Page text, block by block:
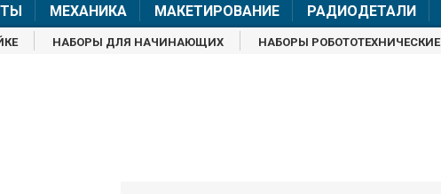
МЕХАНИКА МАКЕТИРОВАНИЕ РАДИОДЕТАЛИ
НАБОРЫ ДЛЯ НАЧИНАЮЩИХ НАБОРЫ РОБОТОТЕХНИЧЕСКИЕ
Менеджер
8 (499) 500-14-56